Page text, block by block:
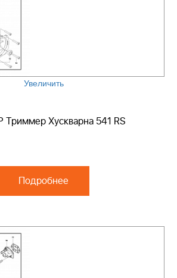
Увеличить
Триммер Хускварна 541 RS
Подробнее